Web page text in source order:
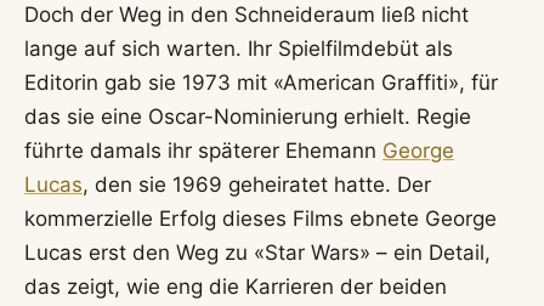
Doch der Weg in den Schneideraum ließ nicht
lange auf sich warten. Ihr Spielfilmdebüt als
Editorin gab sie 1973 mit «American Graffiti», für
das sie eine Oscar-Nominierung erhielt. Regie
führte damals ihr späterer Ehemann George
Lucas, den sie 1969 geheiratet hatte. Der
kommerzielle Erfolg dieses Films ebnete George
Lucas erst den Weg zu «Star Wars» – ein Detail,
das zeigt, wie eng die Karrieren der beiden